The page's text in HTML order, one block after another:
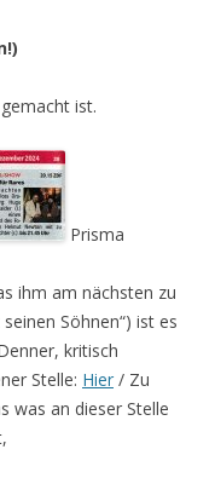
ist.
Prisma
ihm am nächsten zu
Söhnen“) ist es
kritisch
Stelle: Hier / Zu
was an dieser Stelle